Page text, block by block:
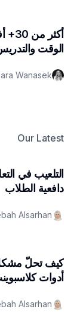
الوقت
Wanasek
Our Latest
دافعية الطلاب
Alsarhan
كيف تحلّ
أدوات
Alsarhan